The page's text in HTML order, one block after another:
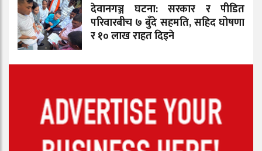
देवानगञ्ज घटना: सरकार र पीडित
परिवारबीच ७ बुँदे सहमति, सहिद घोषणा
र १० लाख राहत दिइने